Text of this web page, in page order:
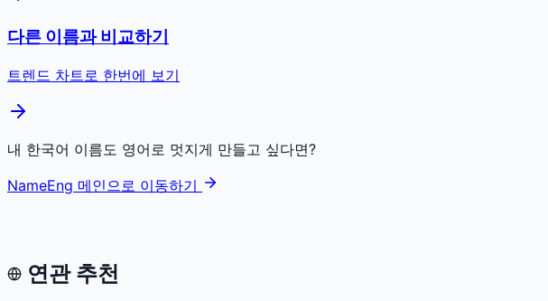
다른 이름과 비교하기
트렌드 차트로 한번에 보기
내 한국어 이름도 영어로 멋지게 만들고 싶다면?
NameEng 메인으로 이동하기
연관 추천